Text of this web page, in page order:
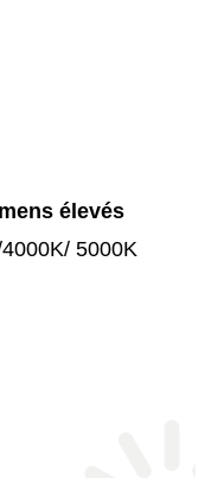
élevés
5000K